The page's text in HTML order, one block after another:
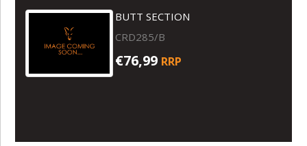
BUTT SECTION
CRD285/B
€76,99 RRP